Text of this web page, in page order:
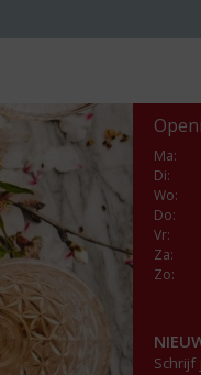
Ma:
Di:
Wo:
Do:
Vr:
Za:
Zo:
Schrijf